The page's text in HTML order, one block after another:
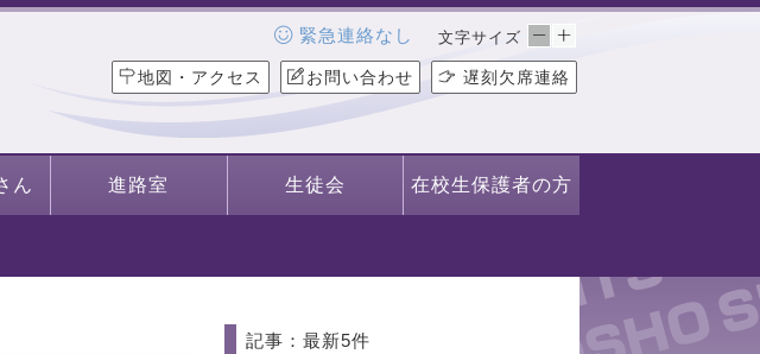
文字サイズ
地図・アクセス お問い合わせ 遅刻欠席連絡
緊急連絡なし
ん 進路室 生徒会 在校生保護者の方
記事：最新5件